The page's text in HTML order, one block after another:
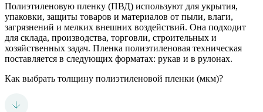
Полиэтиленовую пленку (ПВД) используют для укрытия,
упаковки, защиты товаров и материалов от пыли, влаги,
загрязнений и мелких внешних воздействий. Она подходит
для склада, производства, торговли, строительных и
хозяйственных задач. Пленка полиэтиленовая техническая
поставляется в следующих форматах: рукав и в рулонах.
Как выбрать толщину полиэтиленовой пленки (мкм)?